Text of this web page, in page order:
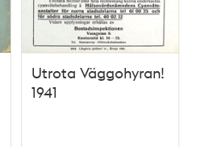
Utrota Väggohyran!
1941